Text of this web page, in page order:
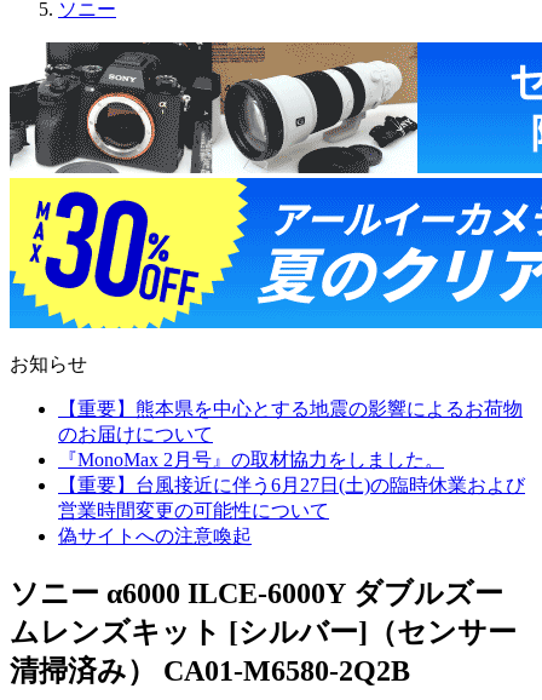
ソニー
お知らせ
【重要】熊本県を中心とする地震の影響によるお荷物
のお届けについて
『MonoMax 2月号』の取材協力をしました。
【重要】台風接近に伴う6月27日(土)の臨時休業および
営業時間変更の可能性について
偽サイトへの注意喚起
ソニー α6000 ILCE-6000Y ダブルズー
ムレンズキット [シルバー]（センサー
清掃済み） CA01-M6580-2Q2B